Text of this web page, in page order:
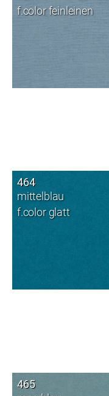
f.color feinleinen
464
mittelblau
f.color glatt
465